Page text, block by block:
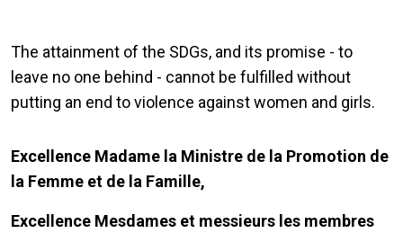
The attainment of the SDGs, and its promise - to
leave no one behind - cannot be fulfilled without
putting an end to violence against women and girls.
Excellence Madame la Ministre de la Promotion de
la Femme et de la Famille,
Excellence Mesdames et messieurs les membres